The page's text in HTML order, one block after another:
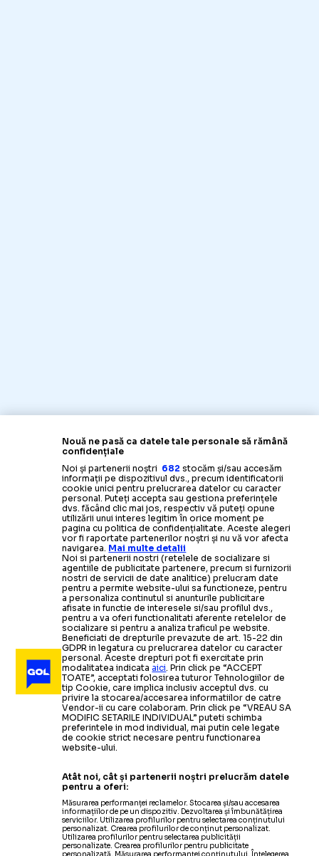
Nouă ne pasă ca datele tale personale să rămână
confidențiale
Noi și partenerii noștri 682 stocăm și/sau accesăm
informații pe dispozitivul dvs., precum identificatorii
cookie unici pentru prelucrarea datelor cu caracter
personal. Puteți accepta sau gestiona preferințele
dvs. făcând clic mai jos, respectiv vă puteți opune
utilizării unui interes legitim în orice moment pe
pagina cu politica de confidențialitate. Aceste alegeri
vor fi raportate partenerilor noștri și nu vă vor afecta
navigarea. Mai multe detalii
Noi si partenerii nostri (retelele de socializare si
agentiile de publicitate partenere, precum si furnizorii
nostri de servicii de date analitice) prelucram date
pentru a permite website-ului sa functioneze, pentru
a personaliza continutul si anunturile publicitare
afisate in functie de interesele si/sau profilul dvs.,
pentru a va oferi functionalitati aferente retelelor de
socializare si pentru a analiza traficul pe website.
Beneficiati de drepturile prevazute de art. 15-22 din
GDPR in legatura cu prelucrarea datelor cu caracter
personal. Aceste drepturi pot fi exercitate prin
modalitatea indicataaici. Prin click pe “ACCEPT
TOATE”, acceptati folosirea tuturor Tehnologiilor de
tip Cookie, care implica inclusiv acceptul dvs. cu
privire la stocarea/accesarea informatiilor de catre
Vendor-ii cu care colaboram. Prin click pe “VREAU SA
MODIFIC SETARILE INDIVIDUAL” puteti schimba
preferintele in mod individual, mai putin cele legate
de cookie strict necesare pentru functionarea
website-ului.
Atât noi, cât și partenerii noștri prelucrăm datele
pentru a oferi:
Măsurarea performanței reclamelor. Stocarea și/sau accesarea
informațiilor de pe un dispozitiv. Dezvoltarea și îmbunătățirea
serviciilor. Utilizarea profilurilor pentru selectarea conținutului
personalizat. Crearea profilurilor de conținut personalizat.
Utilizarea profilurilor pentru selectarea publicității
personalizate. Crearea profilurilor pentru publicitate